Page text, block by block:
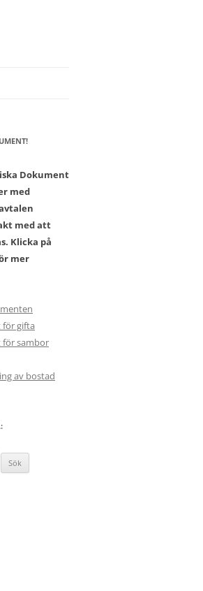
Dokument
med
med att
Klicka på
mer
för gifta
för sambor
av bostad